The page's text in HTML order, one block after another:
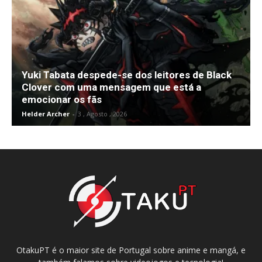
Yuki Tabata despede-se dos leitores de Black
Clover com uma mensagem que está a
emocionar os fãs
Helder Archer - 3 , Agosto , 2026
OtakuPT é o maior site de Portugal sobre anime e mangá, e